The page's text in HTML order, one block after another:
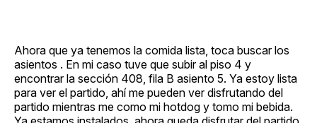
Ahora que ya tenemos la comida lista, toca buscar los
asientos . En mi caso tuve que subir al piso 4 y
encontrar la sección 408, fila B asiento 5. Ya estoy lista
para ver el partido, ahí me pueden ver disfrutando del
partido mientras me como mi hotdog y tomo mi bebida.